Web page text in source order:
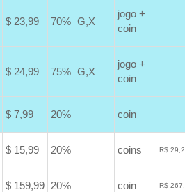
$ 23,99 70% G,X
jogo +
coin
$ 24,99 75% G,X
jogo +
coin
$ 7,99 20% coin
$ 15,99 20% coins R$
$ 159,99 20% coin R$